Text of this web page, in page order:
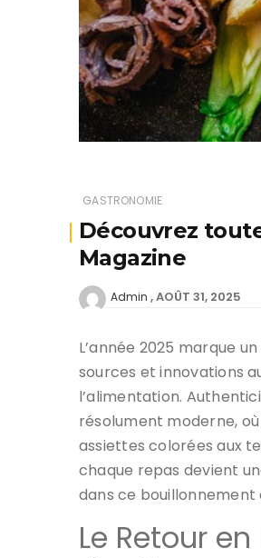
GASTRONOMIE
Découvrez
Magazine
Admin AOÛT 31, 2025
L’année 2025 marque
sources et innovations
l’alimentation.
résolument moderne,
assiettes colorées aux
chaque repas devient
dans ce bouillonnement
Le Retour